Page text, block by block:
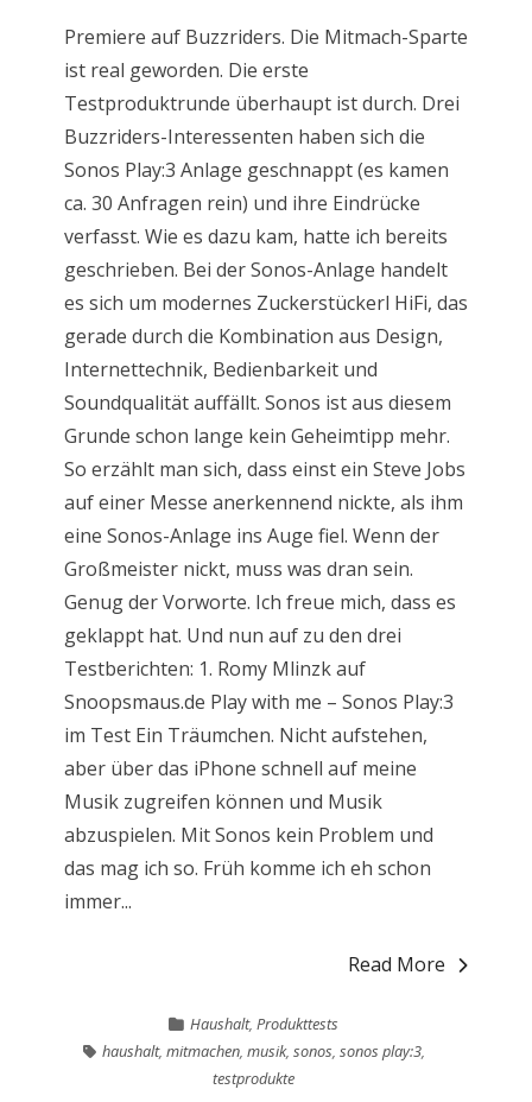
Premiere auf Buzzriders. Die Mitmach-Sparte
ist real geworden. Die erste
Testproduktrunde überhaupt ist durch. Drei
Buzzriders-Interessenten haben sich die
Sonos Play:3 Anlage geschnappt (es kamen
ca. 30 Anfragen rein) und ihre Eindrücke
verfasst. Wie es dazu kam, hatte ich bereits
geschrieben. Bei der Sonos-Anlage handelt
es sich um modernes Zuckerstückerl HiFi, das
gerade durch die Kombination aus Design,
Internettechnik, Bedienbarkeit und
Soundqualität auffällt. Sonos ist aus diesem
Grunde schon lange kein Geheimtipp mehr.
So erzählt man sich, dass einst ein Steve Jobs
auf einer Messe anerkennend nickte, als ihm
eine Sonos-Anlage ins Auge fiel. Wenn der
Großmeister nickt, muss was dran sein.
Genug der Vorworte. Ich freue mich, dass es
geklappt hat. Und nun auf zu den drei
Testberichten: 1. Romy Mlinzk auf
Snoopsmaus.de Play with me – Sonos Play:3
im Test Ein Träumchen. Nicht aufstehen,
aber über das iPhone schnell auf meine
Musik zugreifen können und Musik
abzuspielen. Mit Sonos kein Problem und
das mag ich so. Früh komme ich eh schon
immer...
Read More
Haushalt,Produkttests
haushalt, mitmachen, musik, sonos, sonos play:3,
testprodukte